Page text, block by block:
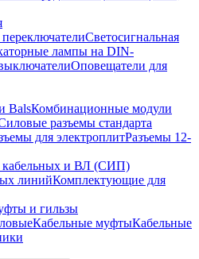
Светосигнальная
лампы на DIN-
Оповещатели для
BalsКомбинационные модули
разъемы стандарта
для электроплитРазъемы 12-
кабельных и ВЛ (СИП)
линийКомплектующие для
и гильзы
Кабельные муфтыКабельные